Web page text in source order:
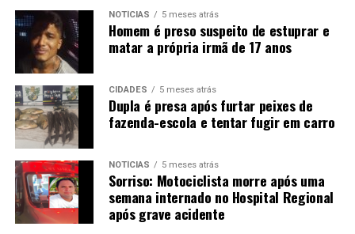
NOTÍCIAS 5 meses atrás
Homem é preso suspeito de estuprar e
matar a própria irmã de 17 anos
CIDADES 5 meses atrás
Dupla é presa após furtar peixes de
fazenda-escola e tentar fugir em carro
NOTÍCIAS 5 meses atrás
Sorriso: Motociclista morre após uma
semana internado no Hospital Regional
após grave acidente